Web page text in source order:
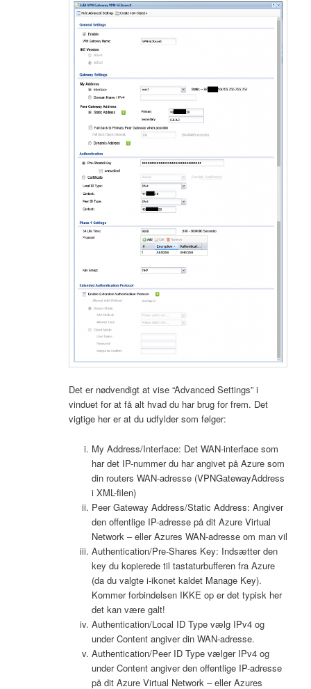
Det er nødvendigt at vise “Advanced Settings” i
vinduet for at få alt hvad du har brug for frem. Det
vigtige her er at du udfylder som følger:
My Address/Interface: Det WAN-interface som
har det IP-nummer du har angivet på Azure som
din routers WAN-adresse (VPNGatewayAddress
i XML-filen)
Peer Gateway Address/Static Address: Angiver
den offentlige IP-adresse på dit Azure Virtual
Network – eller Azures WAN-adresse om man vil
Authentication/Pre-Shares Key: Indsætter den
key du kopierede til tastaturbufferen fra Azure
(da du valgte i-ikonet kaldet Manage Key).
Kommer forbindelsen IKKE op er det typisk her
det kan være galt!
Authentication/Local ID Type vælg IPv4 og
under Content angiver din WAN-adresse.
Authentication/Peer ID Type vælger IPv4 og
under Content angiver den offentlige IP-adresse
på dit Azure Virtual Network – eller Azures